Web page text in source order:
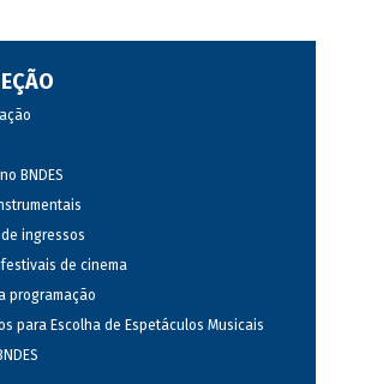
BNDES
de ingressos
festivais de cinema
programação
para Escolha de Espetáculos Musicais